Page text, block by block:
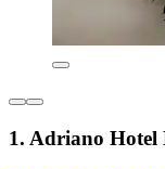
1. Adriano Hotel